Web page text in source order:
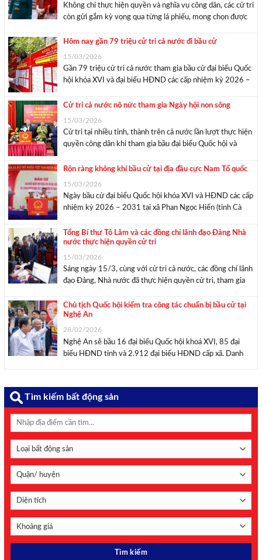
Không chỉ thực hiện quyền và nghĩa vụ công dân, các cử tri
còn gửi gắm kỳ vọng qua từng lá phiếu, mong chọn được
thực cho đời sống người dân. Người ...
Hôm nay gần 79 triệu cử tri cả nước đi bầu cử
15/03/2026
Gần 79 triệu cử tri cả nước tham gia bầu cử đại biểu Quốc
hội khóa XVI và đại biểu HĐND các cấp nhiệm kỳ 2026 –
chính trị trọng đại, là ngày hội lớn ...
Cử tri cả nước nô nức tham gia Ngày hội non sông
15/03/2026
Cử tri tại nhiều tỉnh, thành trên cả nước lần lượt thực hiện
quyền công dân khi tham gia bầu đại biểu Quốc hội và
với cử tri trên cả nước, tại nhiều điểm ...
Rộn ràng không khí bầu cử tại địa đầu cực Nam Tổ quốc
15/03/2026
Ngày bầu cử đại biểu Quốc hội khóa XVI và HĐND các cấp
nhiệm kỳ 2026 – 2031 tại xã Phan Ngọc Hiển (tỉnh Cà
tri bầu cử tại xã Phan Ngọc Hiển. Ảnh: ...
Tổng Bí thư Tô Lâm và các đồng chí lãnh đạo Đảng Nhà
nước thực hiện quyền cử tri
15/03/2026
Sáng ngày 15/3, cùng với cử tri cả nước, các đồng chí lãnh
đạo Đảng, Nhà nước đã thực hiện quyền cử tri, tham gia
HĐND các cấp nhiệm kỳ 2026 – 2031. ...
Chủ tịch Quốc hội kiểm tra công tác chuẩn bị bầu cử tại
Nghệ An
28/02/2026
Nghệ An sẽ bầu 16 đại biểu Quốc hội khoá XVI, 85 đại
biểu HĐND tỉnh và 2.912 đại biểu HĐND cấp xã. Danh
Tìm kiếm bất động sản